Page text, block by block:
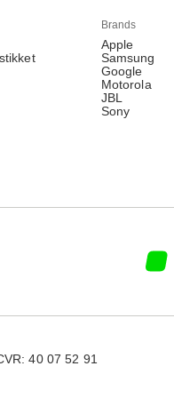
Brands
Apple
Samsung
Google
Motorola
JBL
Sony
40 07 52 91